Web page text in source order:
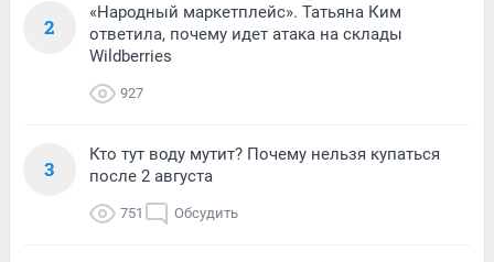
2
«Народный маркетплейс». Татьяна Ким
ответила, почему идет атака на склады
Wildberries
927
3
Кто тут воду мутит? Почему нельзя купаться
после 2 августа
751 Обсудить